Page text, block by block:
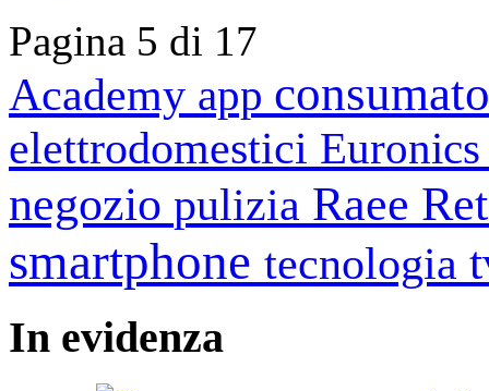
Pagina 5 di 17
Academy app
elettrodomestici
negozio pulizia Raee
smartphone tecnologia
In evidenza